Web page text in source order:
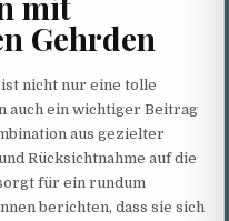
Gehrden
nicht nur eine tolle
auch ein wichtiger Beitrag
aus gezielter
Rücksichtnahme auf die
für ein rundum
berichten, dass sie sich